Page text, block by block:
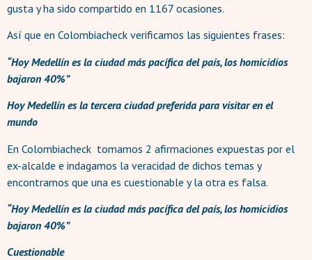
gusta y ha sido compartido en 1167 ocasiones.
Así que en Colombiacheck verificamos las siguientes frases:
“Hoy Medellín es la ciudad más pacífica del país, los homicidios
bajaron 40%”
Hoy Medellín es la tercera ciudad preferida para visitar en el
mundo
En Colombiacheck tomamos 2 afirmaciones expuestas por el
ex-alcalde e indagamos la veracidad de dichos temas y
encontramos que una es cuestionable y la otra es falsa.
“Hoy Medellín es la ciudad más pacífica del país, los homicidios
bajaron 40%”
Cuestionable